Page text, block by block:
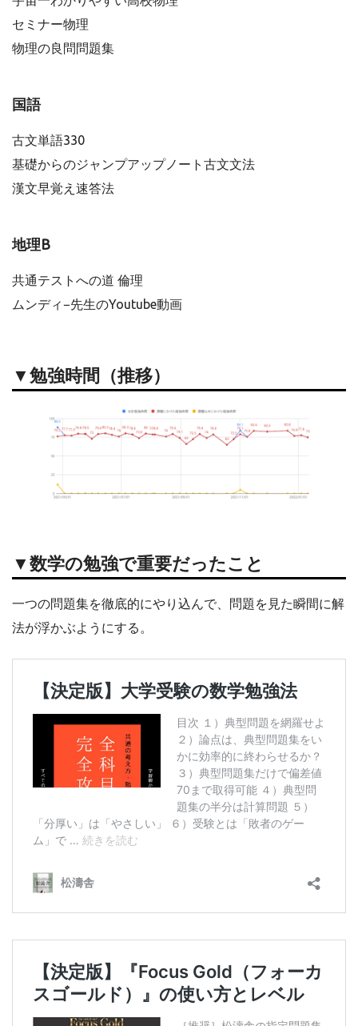
セミナー物理
物理の良問問題集
国語
古文単語330
基礎からのジャンプアップノート古文文法
漢文早覚え速答法
地理B
共通テストへの道 倫理
ムンディ−先生のYoutube動画
▼勉強時間（推移）
▼数学の勉強で重要だったこと
一つの問題集を徹底的にやり込んで、問題を見た瞬間に解
法が浮かぶようにする。